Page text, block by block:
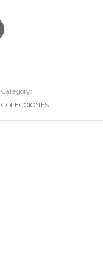
Category:
COLECCIONES